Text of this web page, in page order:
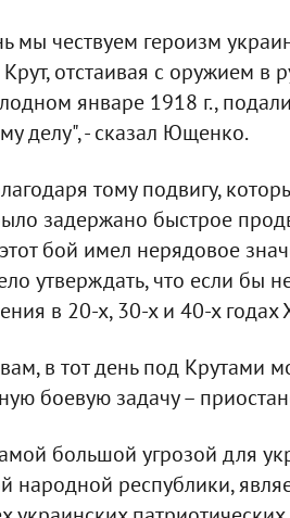
мы чествуем героизм
отстаивая с оружием в
январе 1918 г.,
делу", - сказал Ющенко.
тому подвигу,
задержано быстрое
бой имел нерядовое
утверждать, что если бы
в 20-х, 30-х и 40-х годах
в тот день под Крутами
боевую задачу –
большой угрозой для
народной республики,